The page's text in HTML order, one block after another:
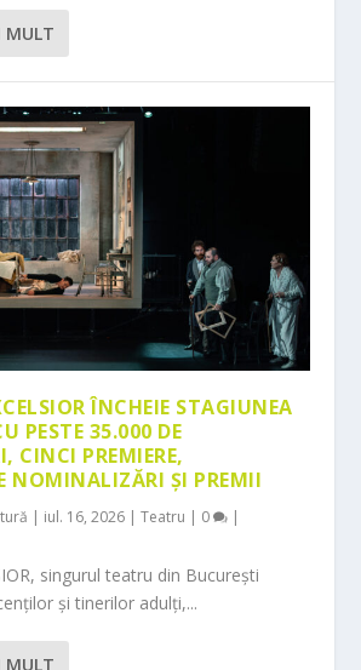
MULT
ÎNCHEIE STAGIUNEA
PESTE 35.000 DE
CINCI PREMIERE,
NOMINALIZĂRI ȘI PREMII
| iul. 16, 2026 |Teatru | 0 |
singurul teatru din București
și tinerilor adulți,...
MULT